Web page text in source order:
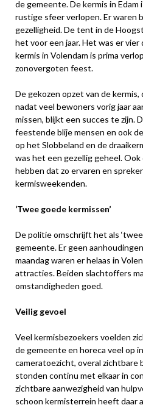
de gemeente. De kermis in Edam
rustige sfeer verlopen. Er waren
gezelligheid. De tent in de
het voor een jaar. Het was er
kermis in Volendam is prima
zonovergoten feest.
De gekozen opzet van de
nadat veel bewoners vorig jaar
missen, blijkt een succes te zijn.
feestende blije mensen en ook
op het Slobbeland en de
was het een gezellig geheel.
hebben dat zo ervaren en
kermisweekenden.
‘Twee goede kermissen’
De politie omschrijft het als
gemeente. Er geen
maandag waren er helaas in
attracties. Beiden slachtoffers
omstandigheden goed.
Veilig gevoel
Veel kermisbezoekers voelden
de gemeente en horeca veel op
cameratoezicht, overal zichtbare
stonden continu met elkaar in
zichtbare aanwezigheid van
schoon kermisterrein heeft daar